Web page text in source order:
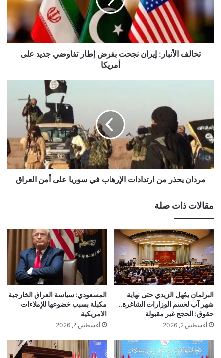
إطار
تفاوضي
على
أمريكاتحالف الأنبار: إيران نجحت بفرض إطار تفاوضي جديد على
أمريكا
الإرهاب
في
سوريا
على
أمن
العراقمردان يحذر من ارتدادات الإرهاب في سوريا على أمن العراق
مقالات ذات صلة
البرلمان يمُهل الزيدي حتى نهاية
شهر آب لحسم الوزارات الشاغرة..
حقوق: الحجج غير مقبولة
أغسطس 2, 2026
المسعودي: سياسة العراق الخارجية
مكبلة بسبب خضوعها للإملاءات
الامريكية
أغسطس 2, 2026